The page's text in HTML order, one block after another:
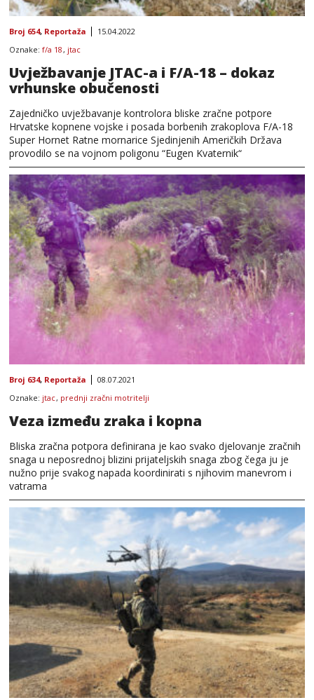
Broj 654, Reportaža
15.04.2022
Oznake: f/a 18, jtac
Uvježbavanje JTAC-a i F/A-18 – dokaz
vrhunske obučenosti
Zajedničko uvježbavanje kontrolora bliske zračne potpore
Hrvatske kopnene vojske i posada borbenih zrakoplova F/A-18
Super Hornet Ratne mornarice Sjedinjenih Američkih Država
provodilo se na vojnom poligonu “Eugen Kvaternik“
Broj 634, Reportaža
08.07.2021
Oznake: jtac, prednji zračni motritelji
Veza između zraka i kopna
Bliska zračna potpora definirana je kao svako djelovanje zračnih
snaga u neposrednoj blizini prijateljskih snaga zbog čega ju je
nužno prije svakog napada koordinirati s njihovim manevrom i
vatrama